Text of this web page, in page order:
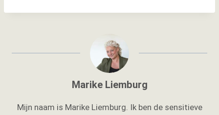
Marike Liemburg
Mijn naam is Marike Liemburg. Ik ben de sensitieve